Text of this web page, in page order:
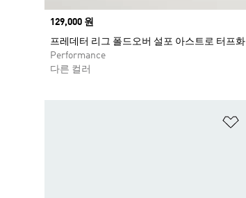
Price
129,000 원
프레데터 리그 폴드오버 설포 아스트로 터프화
Performance
다른 컬러